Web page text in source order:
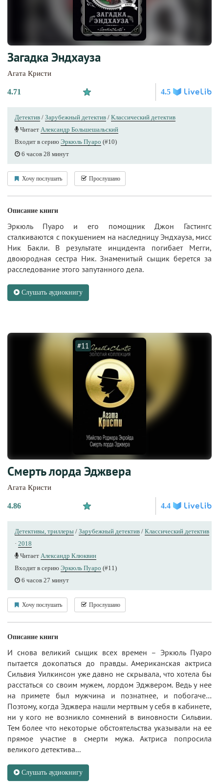
Загадка Эндхауза
Агата Кристи
4.71 4.5
Детектив / Зарубежный детектив / Классический детектив
Читает Александр Большешальский
Входит в серию Эркюль Пуаро (#10)
6 часов 28 минут
Хочу послушать Прослушано
Описание книги
Эркюль Пуаро и его помощник Джон Гастингс
сталкиваются с покушением на наследницу Эндхауза, мисс
Ник Бакли. В результате инцидента погибает Мегги,
двоюродная сестра Ник. Знаменитый сыщик берется за
расследование этого запутанного дела.
Слушать аудиокнигу
#11
Смерть лорда Эджвера
Агата Кристи
4.86 4.4
Детективы, триллеры / Зарубежный детектив / Классический детектив
· 2018
Читает Александр Клюквин
Входит в серию Эркюль Пуаро (#11)
6 часов 27 минут
Хочу послушать Прослушано
Описание книги
И снова великий сыщик всех времен – Эркюль Пуаро
пытается докопаться до правды. Американская актриса
Сильвия Уилкинсон уже давно не скрывала, что хотела бы
расстаться со своим мужем, лордом Эджвером. Ведь у нее
на примете был мужчина и познатнее, и побогаче…
Поэтому, когда Эджвера нашли мертвым у себя в кабинете,
ни у кого не возникло сомнений в виновности Сильвии.
Тем более что некоторые обстоятельства указывали на ее
прямое участие в смерти мужа. Актриса попросила
великого детектива...
Слушать аудиокнигу